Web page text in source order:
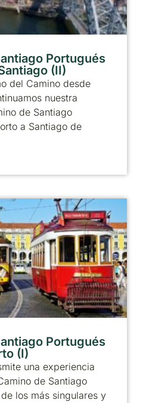
Portugués
(II)
del Camino desde
nuestra
de Santiago
a Santiago de
Portugués
(I)
una experiencia
de Santiago
los más singulares y